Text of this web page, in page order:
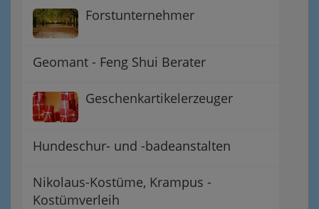
Forstunternehmer
Geomant - Feng Shui Berater
Geschenkartikelerzeuger
Hundeschur- und -badeanstalten
Nikolaus-Kostüme, Krampus -
Kostümverleih